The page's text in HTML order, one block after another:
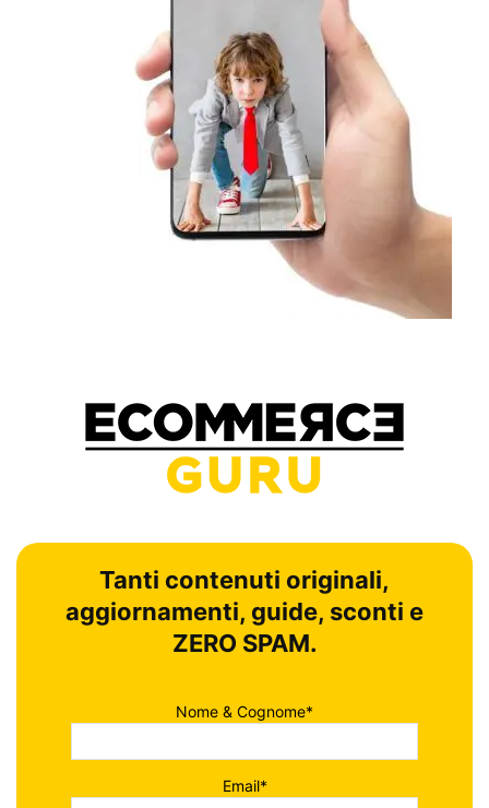
Tanti contenuti originali,
aggiornamenti, guide, sconti e
ZERO SPAM.
Nome & Cognome*
Email*